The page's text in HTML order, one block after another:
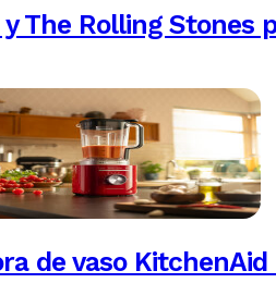
The Rolling Stones
de vaso